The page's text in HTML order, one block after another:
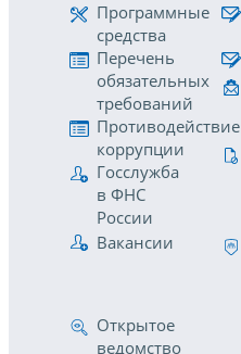
Программные
средства
Перечень
обязательных
требований
Противодействие
коррупции
Госслужба
в ФНС
России
Вакансии
Открытое
ведомство